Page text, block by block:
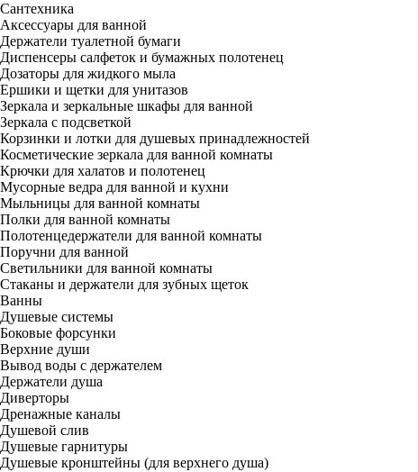
Сантехника
Аксессуары для ванной
Держатели туалетной бумаги
Диспенсеры салфеток и бумажных полотенец
Дозаторы для жидкого мыла
Ершики и щетки для унитазов
Зеркала и зеркальные шкафы для ванной
Зеркала с подсветкой
Корзинки и лотки для душевых принадлежностей
Косметические зеркала для ванной комнаты
Крючки для халатов и полотенец
Мусорные ведра для ванной и кухни
Мыльницы для ванной комнаты
Полки для ванной комнаты
Полотенцедержатели для ванной комнаты
Поручни для ванной
Светильники для ванной комнаты
Стаканы и держатели для зубных щеток
Ванны
Душевые системы
Боковые форсунки
Верхние души
Вывод воды с держателем
Держатели душа
Диверторы
Дренажные каналы
Душевой слив
Душевые гарнитуры
Душевые кронштейны (для верхнего душа)